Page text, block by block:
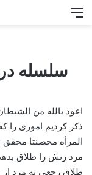
منو
سلسله
اعوذ بالله من
ذکر کردیم اموری را
المرأه محصنتا
مرد زنش را طلاق
طلاق رجعی نه مرد